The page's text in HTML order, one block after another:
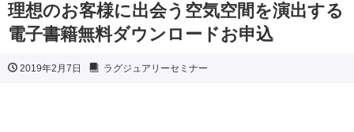
理想のお客様に出会う空気空間を演出する
電子書籍無料ダウンロードお申込
2019年2月7日 ラグジュアリーセミナー